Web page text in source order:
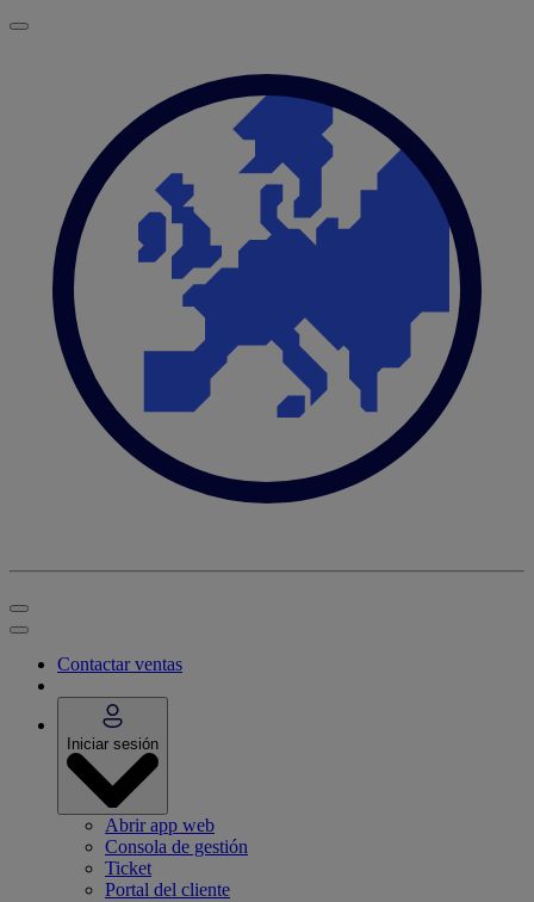
Contactar ventas
Iniciar sesión
Abrir app web
Consola de gestión
Ticket
Portal del cliente